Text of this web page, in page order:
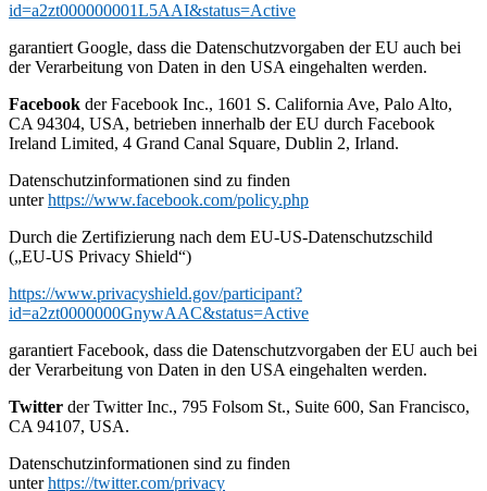
id=a2zt000000001L5AAI&status=Active
garantiert Google, dass die Datenschutzvorgaben der EU auch bei
der Verarbeitung von Daten in den USA eingehalten werden.
Facebook der Facebook Inc., 1601 S. California Ave, Palo Alto,
CA 94304, USA, betrieben innerhalb der EU durch Facebook
Ireland Limited, 4 Grand Canal Square, Dublin 2, Irland.
Datenschutzinformationen sind zu finden
unterhttps://www.facebook.com/policy.php
Durch die Zertifizierung nach dem EU-US-Datenschutzschild
(„EU-US Privacy Shield“)
https://www.privacyshield.gov/participant?
id=a2zt0000000GnywAAC&status=Active
garantiert Facebook, dass die Datenschutzvorgaben der EU auch bei
der Verarbeitung von Daten in den USA eingehalten werden.
Twitter der Twitter Inc., 795 Folsom St., Suite 600, San Francisco,
CA 94107, USA.
Datenschutzinformationen sind zu finden
unterhttps://twitter.com/privacy